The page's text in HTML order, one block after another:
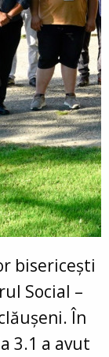
bisericești
Social –
În
3.1 a avut